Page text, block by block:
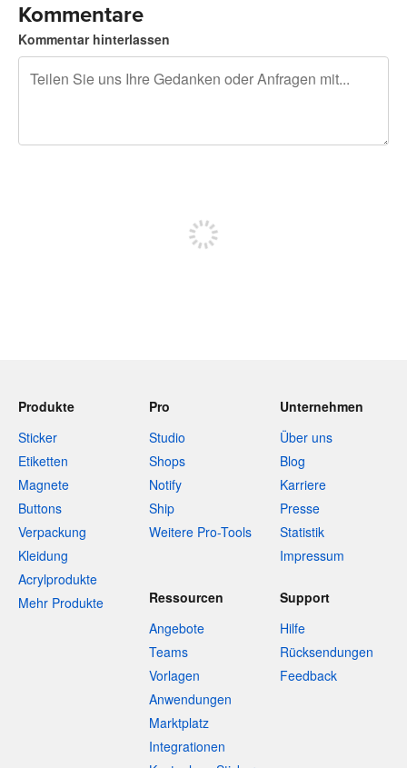
Kommentare
Kommentar hinterlassen
Produkte
Sticker
Etiketten
Magnete
Buttons
Verpackung
Kleidung
Acrylprodukte
Mehr Produkte
Pro
Studio
Shops
Notify
Ship
Weitere Pro-Tools
Unternehmen
Über uns
Blog
Karriere
Presse
Statistik
Impressum
Ressourcen
Angebote
Teams
Vorlagen
Anwendungen
Marktplatz
Integrationen
Support
Hilfe
Rücksendungen
Feedback